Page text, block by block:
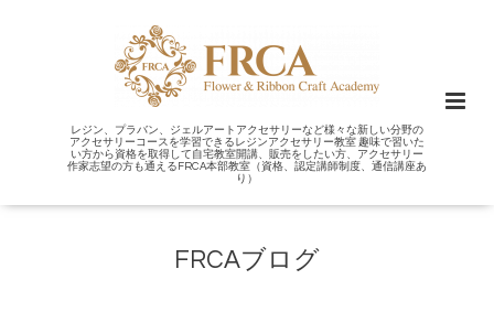
レジン、プラバン、ジェルアートアクセサリーなど様々な新しい分野の
アクセサリーコースを学習できるレジンアクセサリー教室 趣味で習いた
い方から資格を取得して自宅教室開講、販売をしたい方、アクセサリー
作家志望の方も通えるFRCA本部教室（資格、認定講師制度、通信講座あ
り）
FRCAブログ